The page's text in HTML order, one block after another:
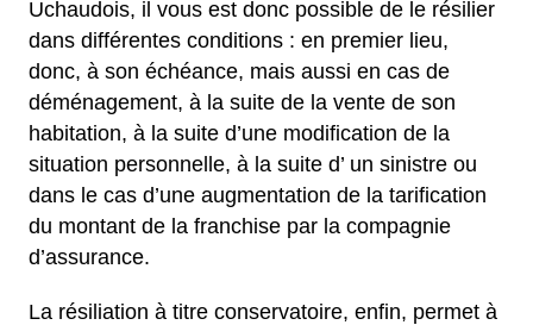
Uchaudois, il vous est donc possible de le résilier
dans différentes conditions : en premier lieu,
donc, à son échéance, mais aussi en cas de
déménagement, à la suite de la vente de son
habitation, à la suite d’une modification de la
situation personnelle, à la suite d’ un sinistre ou
dans le cas d’une augmentation de la tarification
du montant de la franchise par la compagnie
d’assurance.
La résiliation à titre conservatoire, enfin, permet à